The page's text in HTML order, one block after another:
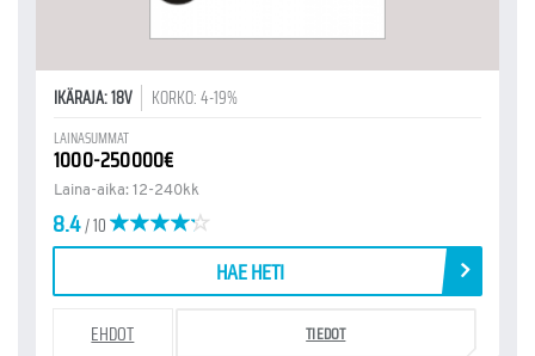
IKÄRAJA: 18V KORKO: 4-19%
LAINASUMMAT
1000-250000€
Laina-aika: 12-240kk
8.4/ 10
HAE HETI
EHDOT TIEDOT